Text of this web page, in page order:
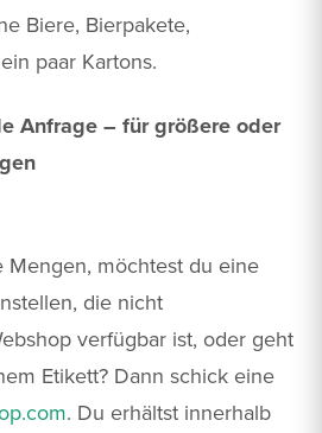
Biere, Bierpakete,
paar Kartons.
Anfrage – für größere oder
Mengen, möchtest du eine
die nicht
verfügbar ist, oder geht
Etikett? Dann schick eine
. Du erhältst innerhalb